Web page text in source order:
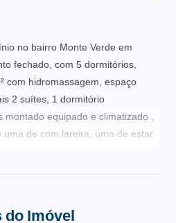
no bairro Monte Verde em
fechado, com 5 dormitórios,
com hidromassagem, espaço
2 suítes, 1 dormitório
equipado e climatizado ,
de com lareira, uma de estar
do Shopping Floripa, Tok Stok,
do Imóvel